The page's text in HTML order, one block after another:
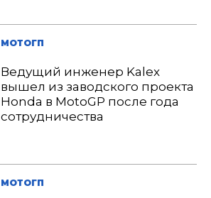
МОТОГП
Ведущий инженер Kalex
вышел из заводского проекта
Honda в MotoGP после года
сотрудничества
МОТОГП